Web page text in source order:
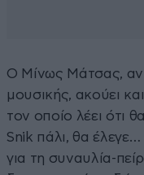
Ο Μίνως Μάτσας, αν
μουσικής, ακούει
τον οποίο λέει ότι
Snik πάλι, θα έλεγε…
για τη συναυλία-